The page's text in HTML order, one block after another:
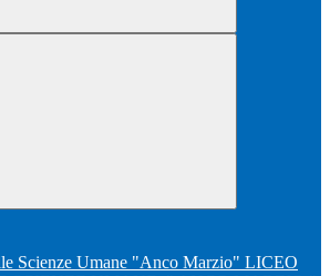
LICEO